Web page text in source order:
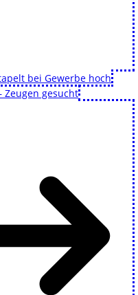
bei Gewerbe hoch
Zeugen gesucht